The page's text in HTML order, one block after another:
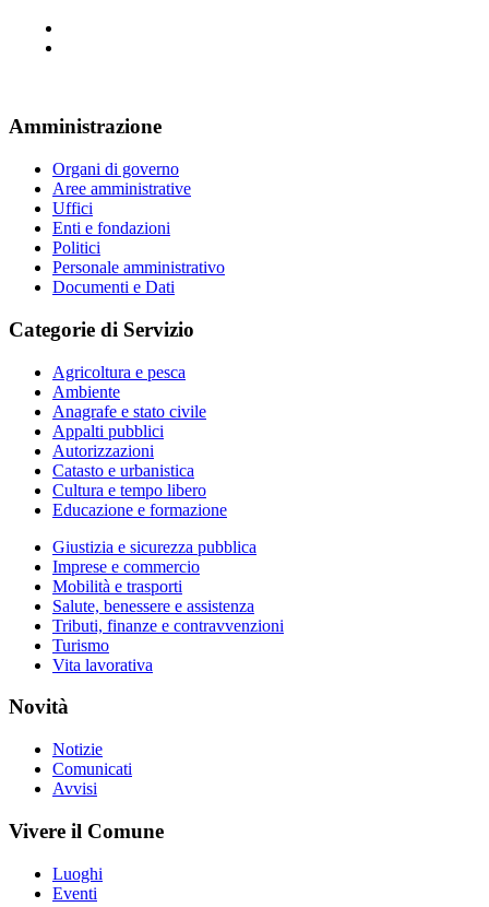
Amministrazione
Organi di governo
Aree amministrative
Uffici
Enti e fondazioni
Politici
Personale amministrativo
Documenti e Dati
Categorie di Servizio
Agricoltura e pesca
Ambiente
Anagrafe e stato civile
Appalti pubblici
Autorizzazioni
Catasto e urbanistica
Cultura e tempo libero
Educazione e formazione
Giustizia e sicurezza pubblica
Imprese e commercio
Mobilità e trasporti
Salute, benessere e assistenza
Tributi, finanze e contravvenzioni
Turismo
Vita lavorativa
Novità
Notizie
Comunicati
Avvisi
Vivere il Comune
Luoghi
Eventi